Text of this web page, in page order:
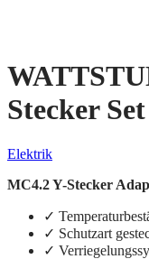
Stecker Set
Elektrik
MC4.2 Y-Stecker
✓
✓ Schutzart
✓